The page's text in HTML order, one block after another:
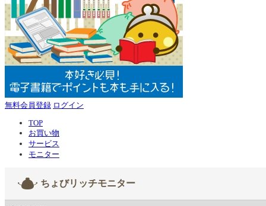
無料会員登録 ログイン
TOP
お買い物
サービス
モニター
ちょびリッチモニター